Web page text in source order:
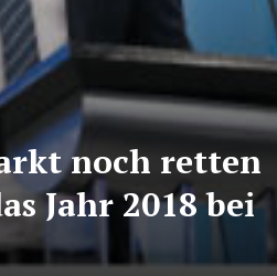
noch retten
Jahr 2018 bei